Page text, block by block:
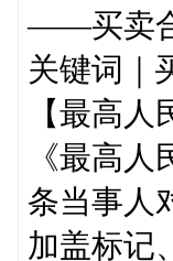
——买卖
关键词｜
【最高人
《最高
条当事人
加盖标记